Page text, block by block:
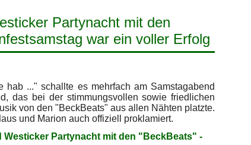
Partynacht mit den
war ein voller Erfolg
..." schallte es mehrfach am Samstagabend
das bei der stimmungsvollen sowie friedlichen
von den "BeckBeats" aus allen Nähten platzte.
und Marion auch offiziell proklamiert.
Partynacht mit den "BeckBeats" -